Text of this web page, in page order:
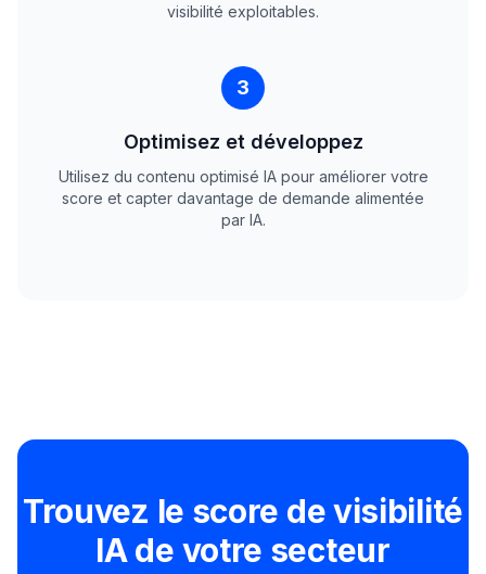
visibilité exploitables.
3
Optimisez et développez
Utilisez du contenu optimisé IA pour améliorer votre
score et capter davantage de demande alimentée
par IA.
Trouvez le score de visibilité
IA de votre secteur